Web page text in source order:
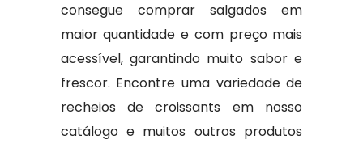
consegue comprar salgados em
maior quantidade e com preço mais
acessível, garantindo muito sabor e
frescor. Encontre uma variedade de
recheios de croissants em nosso
catálogo e muitos outros produtos